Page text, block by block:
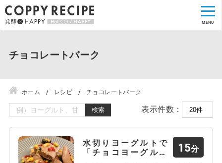
チョコレートバーク
ホーム レシピ チョコレートバーク
検索 表示件数：
水切りヨーグルトで
「チョコヨーグルト
15